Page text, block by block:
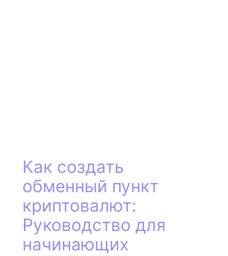
Как создать
обменный пункт
криптовалют:
Руководство для
начинающих